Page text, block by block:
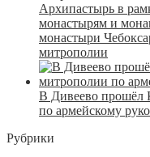
Архипастырь в
монастырям и
монастыри
митрополии
В Дивеево прошёл
по армейскому
Рубрики